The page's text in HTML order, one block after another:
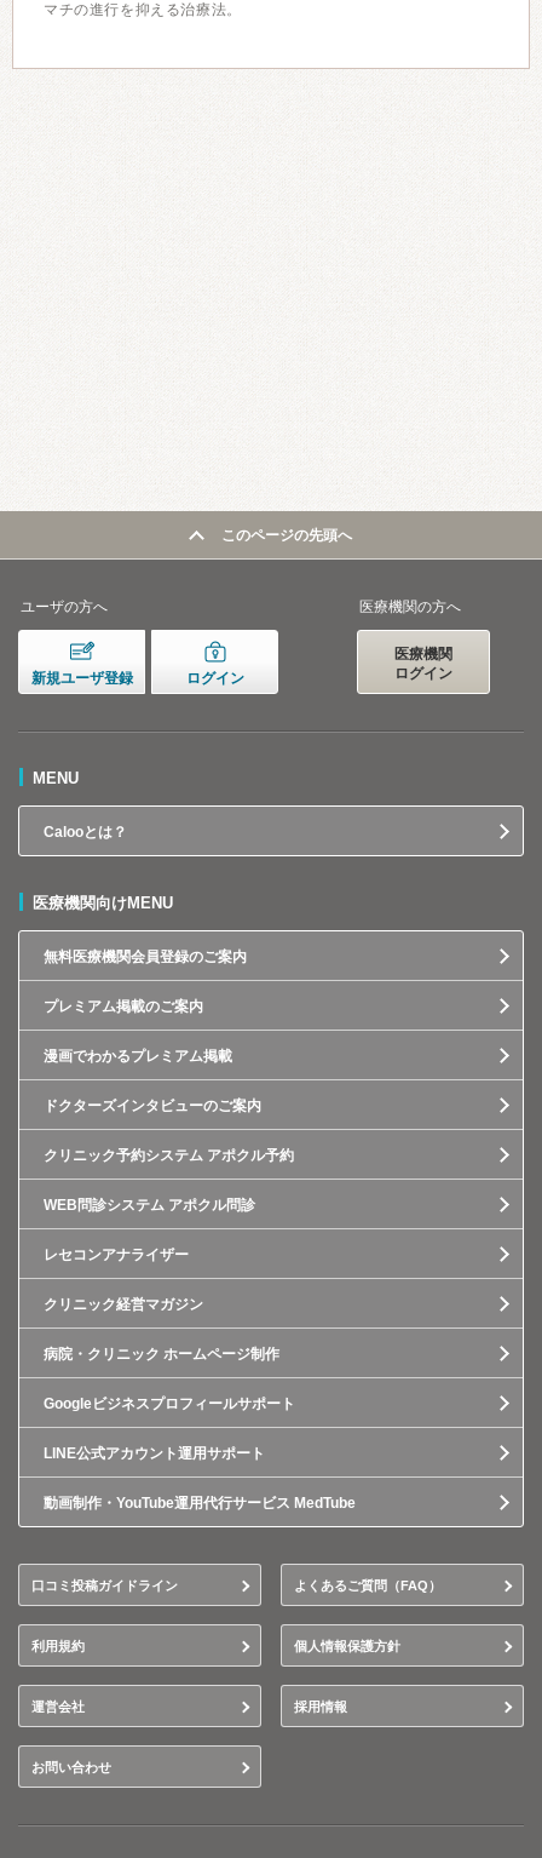
マチの進行を抑える治療法。
このページの先頭へ
ユーザの方へ
新規ユーザ登録 ログイン
医療機関の方へ
医療機関
ログイン
MENU
Calooとは？
医療機関向けMENU
無料医療機関会員登録のご案内
プレミアム掲載のご案内
漫画でわかるプレミアム掲載
ドクターズインタビューのご案内
クリニック予約システム アポクル予約
WEB問診システム アポクル問診
レセコンアナライザー
クリニック経営マガジン
病院・クリニック ホームページ制作
Googleビジネスプロフィールサポート
LINE公式アカウント運用サポート
動画制作・YouTube運用代行サービス MedTube
口コミ投稿ガイドライン よくあるご質問（FAQ）
利用規約 個人情報保護方針
運営会社 採用情報
お問い合わせ